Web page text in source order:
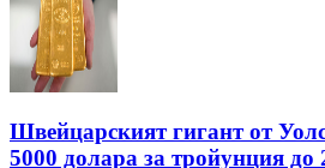
Швейцарският гигант от
5000 долара за тройунция до